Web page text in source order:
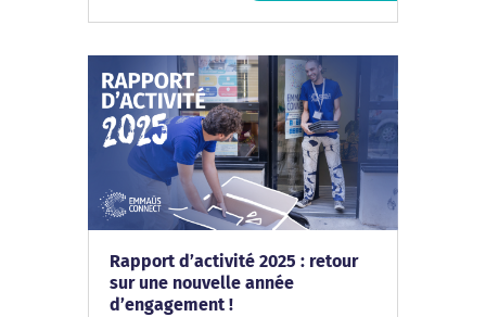
Rapport d’activité 2025 : retour
sur une nouvelle année
d’engagement !